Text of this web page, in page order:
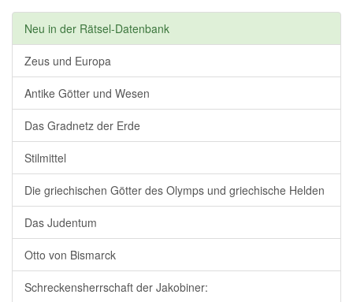
Neu in der Rätsel-Datenbank
Zeus und Europa
Antike Götter und Wesen
Das Gradnetz der Erde
Stilmittel
Die griechischen Götter des Olymps und griechische Helden
Das Judentum
Otto von Bismarck
Schreckensherrschaft der Jakobiner: